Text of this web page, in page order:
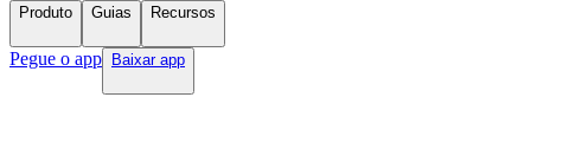
Produto Guias Recursos
Pegue o app Baixar app